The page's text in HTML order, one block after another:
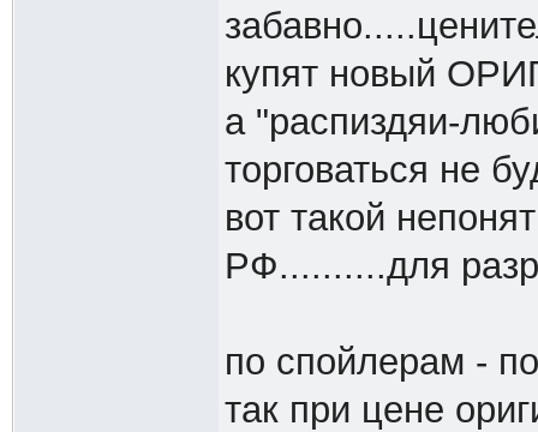
купят новый
а "распиздяи-
торговаться не
вот такой
РФ..........для
по спойлерам -
так при цене